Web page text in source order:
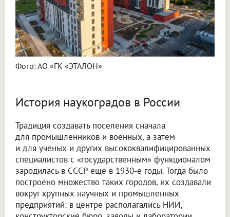
Фото: АО «ГК «ЭТАЛОН»
История наукоградов в России
Традиция создавать поселения сначала
для промышленников и военных, а затем
и для ученых и других высококвалифицированных
специалистов с «государственным» функционалом
зародилась в СССР еще в 1930-е годы. Тогда было
построено множество таких городов, их создавали
вокруг крупных научных и промышленных
предприятий: в центре располагались НИИ,